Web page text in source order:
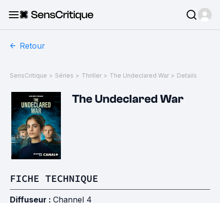
Retour
SensCritique > Séries > Thriller > The Undeclared War > Details
The Undeclared War
FICHE TECHNIQUE
Diffuseur : Channel 4